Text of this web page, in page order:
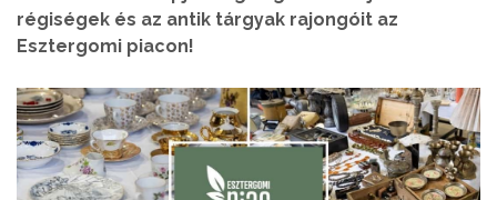
régiségek és az antik tárgyak rajongóit az
Esztergomi piacon!